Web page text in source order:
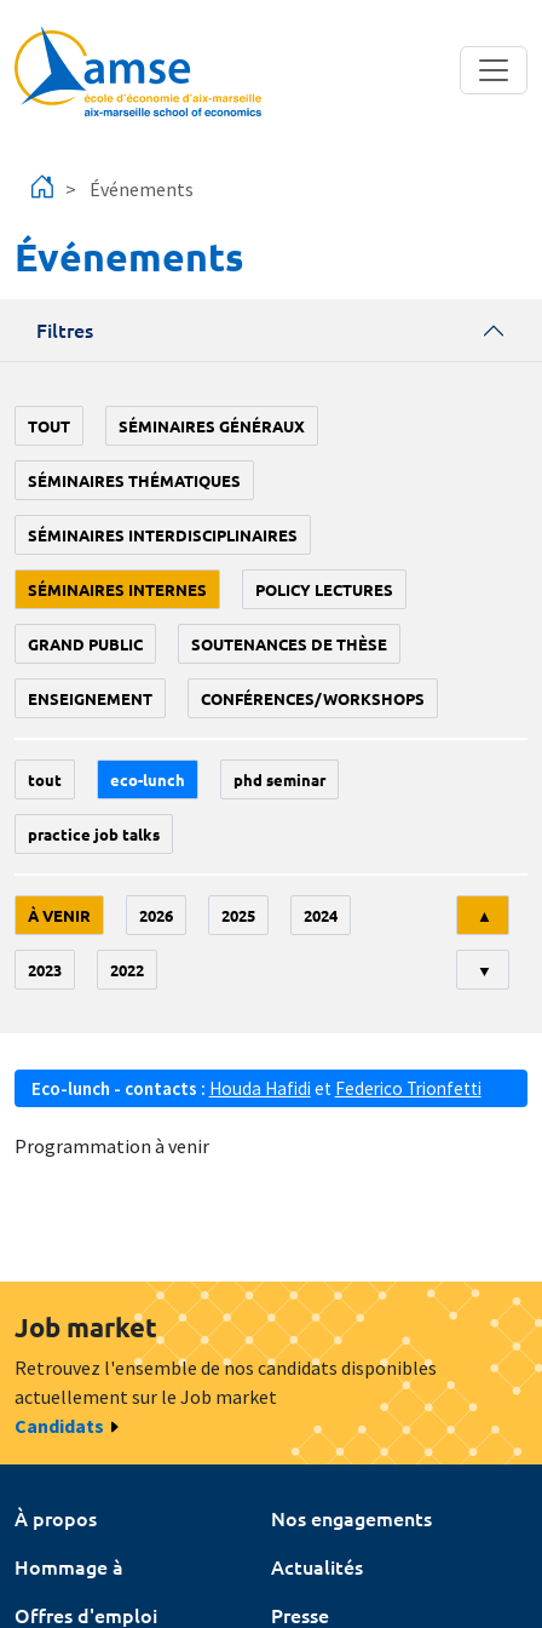
Événements
Événements
Filtres
TOUT SÉMINAIRES GÉNÉRAUX
SÉMINAIRES THÉMATIQUES
SÉMINAIRES INTERDISCIPLINAIRES
SÉMINAIRES INTERNES POLICY LECTURES
GRAND PUBLIC SOUTENANCES DE THÈSE
ENSEIGNEMENT CONFÉRENCES/WORKSHOPS
tout eco-lunch phd seminar
practice job talks
À VENIR 2026 2025 2024
2023 2022
▲
▼
Eco-lunch - contacts : Houda Hafidi et Federico Trionfetti
Programmation à venir
Job market
Retrouvez l'ensemble de nos candidats disponibles
actuellement sur le Job market
Candidats
À propos
Nos engagements
Hommage à
Actualités
Offres d'emploi
Presse